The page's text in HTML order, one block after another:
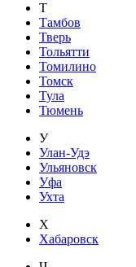
Т
Тамбов
Тверь
Тольятти
Томилино
Томск
Тула
Тюмень
У
Улан-Удэ
Ульяновск
Уфа
Ухта
Х
Хабаровск